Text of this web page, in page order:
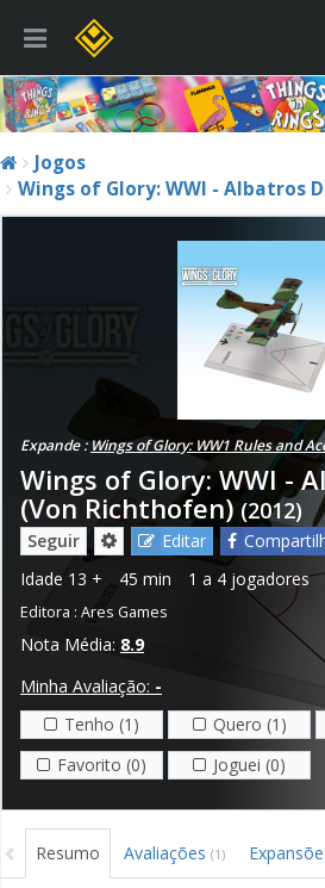
Jogos
Wings of Glory: WWI - Albatros
Expande :Wings of Glory: WW1 Rules and
Wings of Glory: WWI -
(Von Richthofen) (2012)
Seguir Editar
Idade 13 + 45 min 1 a 4 jogadores
Editora : Ares Games
Nota Média: 8.9
Minha Avaliação: -
Tenho (1)
Quero (1)
Favorito (0)
Joguei (0)
Resumo Avaliações (1)